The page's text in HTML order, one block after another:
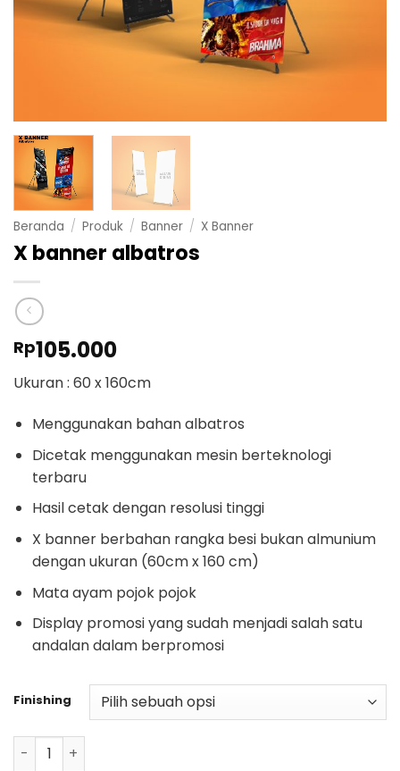
Beranda / Produk / Banner / X Banner
X banner albatros
Rp105.000
Ukuran : 60 x 160cm
Menggunakan bahan albatros
Dicetak menggunakan mesin berteknologi
terbaru
Hasil cetak dengan resolusi tinggi
X banner berbahan rangka besi bukan almunium
dengan ukuran (60cm x 160 cm)
Mata ayam pojok pojok
Display promosi yang sudah menjadi salah satu
andalan dalam berpromosi
Finishing
Kuantitas X banner albatros